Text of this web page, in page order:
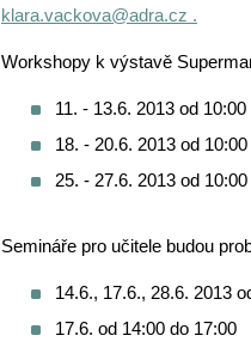
klara.vackova@adra.cz .
Workshopy k výstavě
11. - 13.6. 2013 od
18. - 20.6. 2013 od
25. - 27.6. 2013 od
Semináře pro učitele budou
14.6., 17.6., 28.6. 2013
17.6. od 14:00 do 17:00